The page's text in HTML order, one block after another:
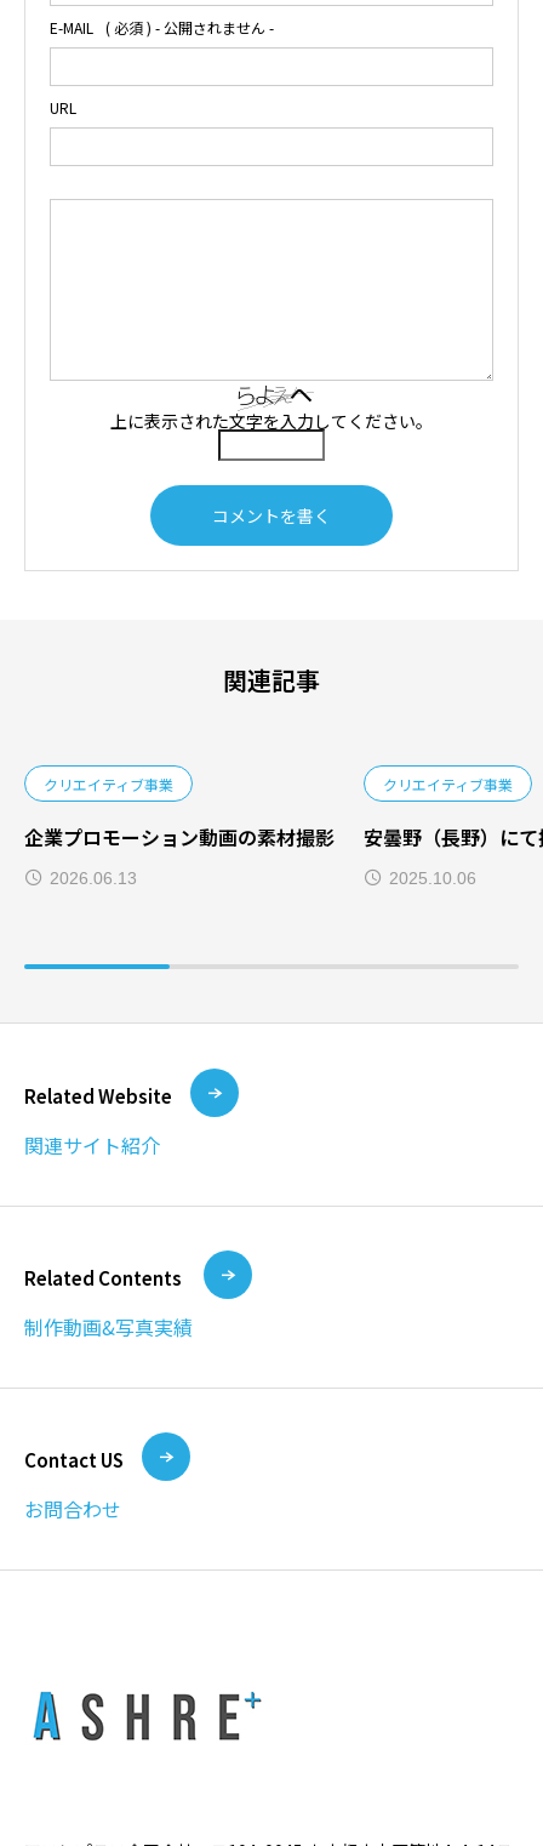
E-MAIL ( 必須 ) - 公開されません -
URL
上に表示された文字を入力してください。
関連記事
クリエイティブ事業
企業プロモーション動画の素材撮影
2026.06.13
クリエイティブ事業
安曇野（長野）に
2025.10.06
Related Website
関連サイト紹介
Related Contents
制作動画&写真実績
Contact US
お問合わせ